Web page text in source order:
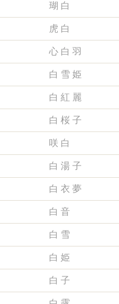
瑚 白
虎 白
心 白 羽
白 雪 姫
白 紅 麗
白 桜 子
咲 白
白 湯 子
白 衣 夢
白 音
白 雪
白 姫
白 子